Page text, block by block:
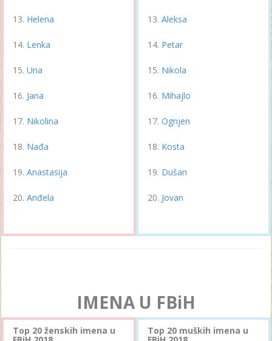
Helena
Lenka
Una
Jana
Nikolina
Nađa
Anastasija
Anđela
Aleksa
Petar
Nikola
Mihajlo
Ognjen
Kosta
Dušan
Jovan
IMENA U FBiH
Top 20 ženskih imena u Top 20 muških imena u